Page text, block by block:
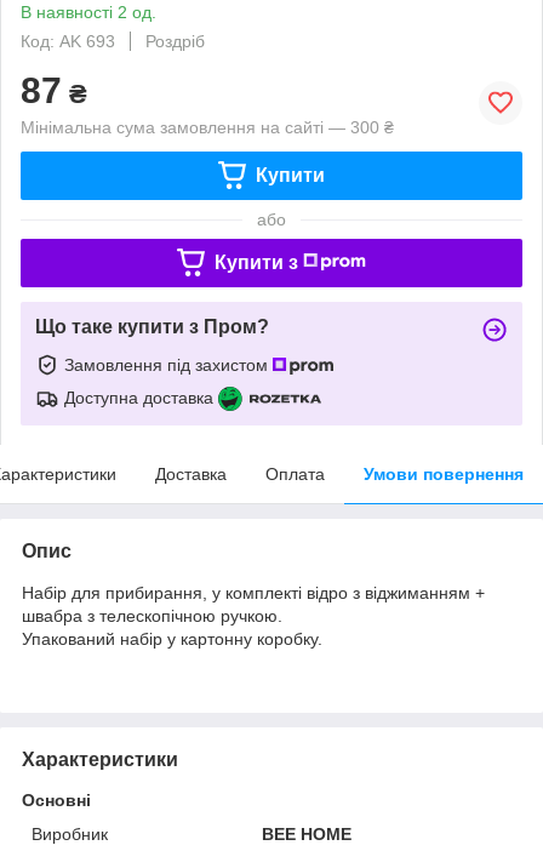
В наявності 2 од.
Код: AK 693
Роздріб
87 ₴
Мінімальна сума замовлення на сайті — 300 ₴
Купити
або
Купити з
Що таке купити з Пром?
Замовлення під захистом
Доступна доставка
Доставка Оплата Умови повернення
Опис
Набір для прибирання, у комплекті відро з віджиманням +
швабра з телескопічною ручкою.
Упакований набір у картонну коробку.
Характеристики
Основні
Виробник
BEE HOME